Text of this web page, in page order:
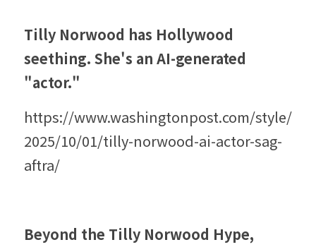
Tilly Norwood has Hollywood
seething. She's an AI-generated
"actor."
https://www.washingtonpost.com/style/
2025/10/01/tilly-norwood-ai-actor-sag-
aftra/
Beyond the Tilly Norwood Hype,